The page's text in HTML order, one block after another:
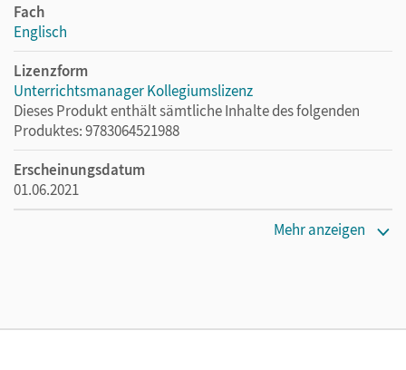
Fach
Englisch
Lizenzform
Unterrichtsmanager Kollegiumslizenz
Dieses Produkt enthält sämtliche Inhalte des folgenden
Produktes: 9783064521988
Erscheinungsdatum
01.06.2021
Cornelsen Verlag
Mehr anzeigen